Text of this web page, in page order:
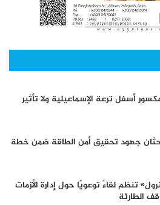
أسفل ترعة الإسماعيلية ولا تأثير
جهود تحقيق أمن الطاقة ضمن خطة
تنظم لقاءً توعويًا حول إدارة الأزمات
الطارئة